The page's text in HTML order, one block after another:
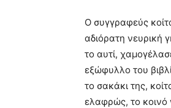
Ο συγγραφεύς
αδιόρατη νευρική
το αυτί,
εξώφυλλο του
το σακάκι της,
ελαφρώς, το κοινό